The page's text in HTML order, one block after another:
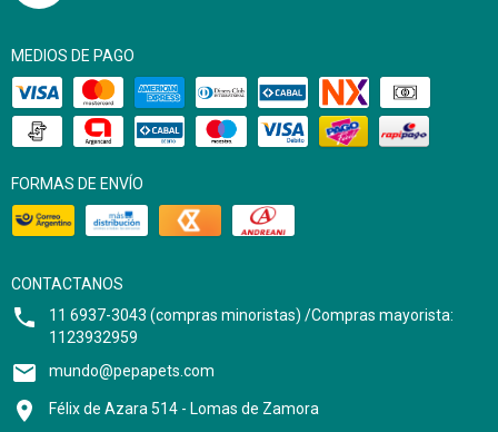
MEDIOS DE PAGO
FORMAS DE ENVÍO
CONTACTANOS
11 6937-3043 (compras minoristas) /Compras mayorista:
1123932959
mundo@pepapets.com
Félix de Azara 514 - Lomas de Zamora